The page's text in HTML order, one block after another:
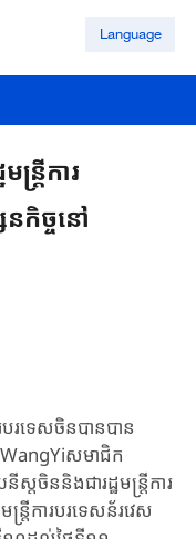
Language
ត្រីការ
កិច្ចនៅ
បរទេស​ចិន​បាន​បាន​
សមាជិក
ត​ចិន​និងជា​រដ្ឋមន្ត្រីការ
រីការបរទេស​ន័រវេស​